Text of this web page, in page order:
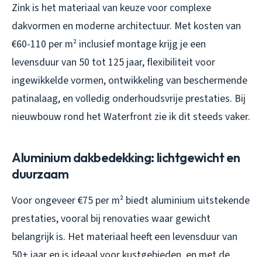
Zink is het materiaal van keuze voor complexe
dakvormen en moderne architectuur. Met kosten van
€60-110 per m² inclusief montage krijg je een
levensduur van 50 tot 125 jaar, flexibiliteit voor
ingewikkelde vormen, ontwikkeling van beschermende
patinalaag, en volledig onderhoudsvrije prestaties. Bij
nieuwbouw rond het Waterfront zie ik dit steeds vaker.
Aluminium dakbedekking: lichtgewicht en
duurzaam
Voor ongeveer €75 per m² biedt aluminium uitstekende
prestaties, vooral bij renovaties waar gewicht
belangrijk is. Het materiaal heeft een levensduur van